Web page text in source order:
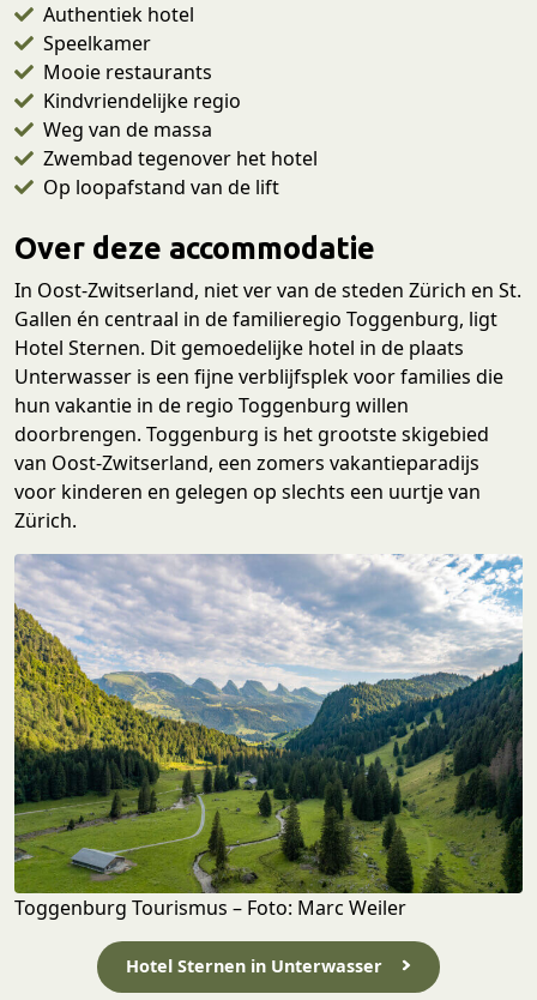
Authentiek hotel
Speelkamer
Mooie restaurants
Kindvriendelijke regio
Weg van de massa
Zwembad tegenover het hotel
Op loopafstand van de lift
Over deze accommodatie
In Oost-Zwitserland, niet ver van de steden Zürich en St.
Gallen én centraal in de familieregio Toggenburg, ligt
Hotel Sternen. Dit gemoedelijke hotel in de plaats
Unterwasser is een fijne verblijfsplek voor families die
hun vakantie in de regio Toggenburg willen
doorbrengen. Toggenburg is het grootste skigebied
van Oost-Zwitserland, een zomers vakantieparadijs
voor kinderen en gelegen op slechts een uurtje van
Zürich.
Toggenburg Tourismus – Foto: Marc Weiler
Hotel Sternen in Unterwasser